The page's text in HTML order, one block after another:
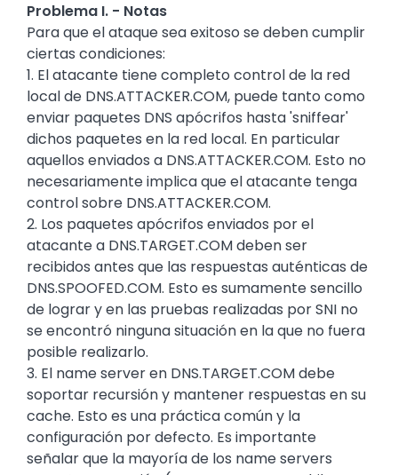
Problema I. - Notas
Para que el ataque sea exitoso se deben cumplir
ciertas condiciones:
1. El atacante tiene completo control de la red
local de DNS.ATTACKER.COM, puede tanto como
enviar paquetes DNS apócrifos hasta 'sniffear'
dichos paquetes en la red local. En particular
aquellos enviados a DNS.ATTACKER.COM. Esto no
necesariamente implica que el atacante tenga
control sobre DNS.ATTACKER.COM.
2. Los paquetes apócrifos enviados por el
atacante a DNS.TARGET.COM deben ser
recibidos antes que las respuestas auténticas de
DNS.SPOOFED.COM. Esto es sumamente sencillo
de lograr y en las pruebas realizadas por SNI no
se encontró ninguna situación en la que no fuera
posible realizarlo.
3. El name server en DNS.TARGET.COM debe
soportar recursión y mantener respuestas en su
cache. Esto es una práctica común y la
configuración por defecto. Es importante
señalar que la mayoría de los name servers